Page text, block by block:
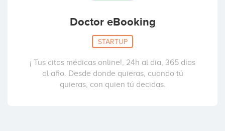
Doctor eBooking
STARTUP
¡ Tus citas médicas online!, 24h al dia, 365 días
al año. Desde donde quieras, cuando tú
quieras, con quien tú decidas.